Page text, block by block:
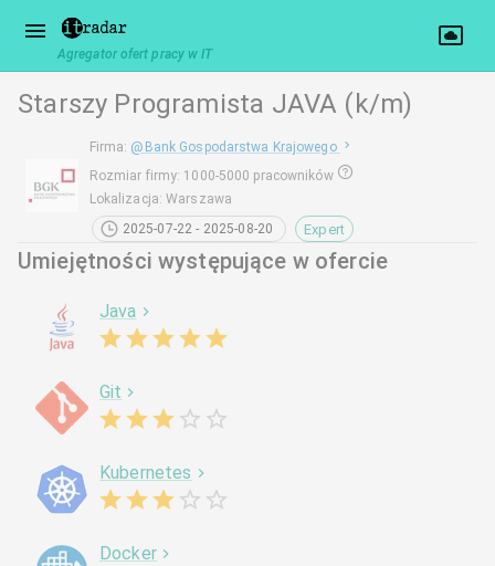
Agregator ofert pracy w IT
Starszy Programista JAVA (k/m)
Firma: @ Bank Gospodarstwa Krajowego
Rozmiar firmy: 1000-5000 pracowników
Lokalizacja:Warszawa
2025-07-22 - 2025-08-20
Expert
Umiejętności występujące w ofercie
Java
Git
Kubernetes
Docker